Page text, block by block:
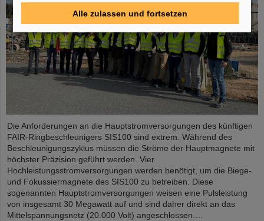
Die Anforderungen an die Hauptstromversorgungen des künftigen
FAIR-Ringbeschleunigers SIS100 sind extrem. Während des
Beschleunigungszyklus müssen die Ströme der Hauptmagnete mit
höchster Präzision geführt werden. Vier
Hochleistungsstromversorgungen werden benötigt, um die Biege-
und Fokussiermagnete des SIS100 zu betreiben. Diese
sogenannten Hauptstromversorgungen weisen eine Pulsleistung
von insgesamt 30 Megawatt auf und sind daher direkt an das
Mittelspannungsnetz (20.000 Volt) angeschlossen.…
Alle zulassen und fortsetzen